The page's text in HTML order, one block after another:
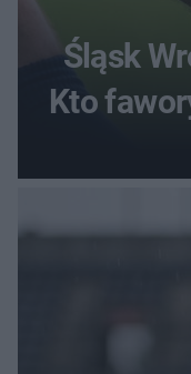
Śląsk
Kto